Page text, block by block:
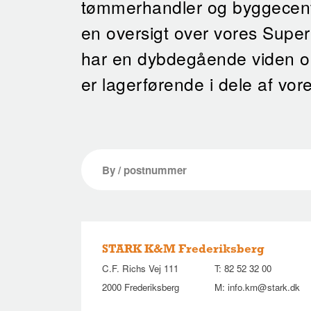
tømmerhandler og
en oversigt over vores
har en dybdegående viden
er lagerførende i dele af
STARK K&M Frederiksberg
C.F. Richs Vej 111
2000 Frederiksberg
T:82 52 32 00
M:info.km@stark.dk